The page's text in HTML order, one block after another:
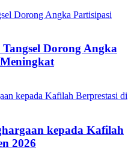
Dorong Angka
kepada Kafilah
2026